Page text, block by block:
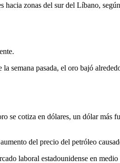
zonas del sur del Líbano,
semana pasada, el oro bajó
se cotiza en dólares, un dólar más
del precio del petróleo
laboral estadounidense en